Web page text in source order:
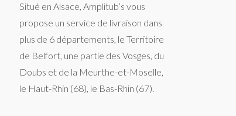
Situé en Alsace, Amplitub’s vous
propose un service de livraison dans
plus de 6 départements, le Territoire
de Belfort, une partie des Vosges, du
Doubs et de la Meurthe-et-Moselle,
le Haut-Rhin (68), le Bas-Rhin (67).